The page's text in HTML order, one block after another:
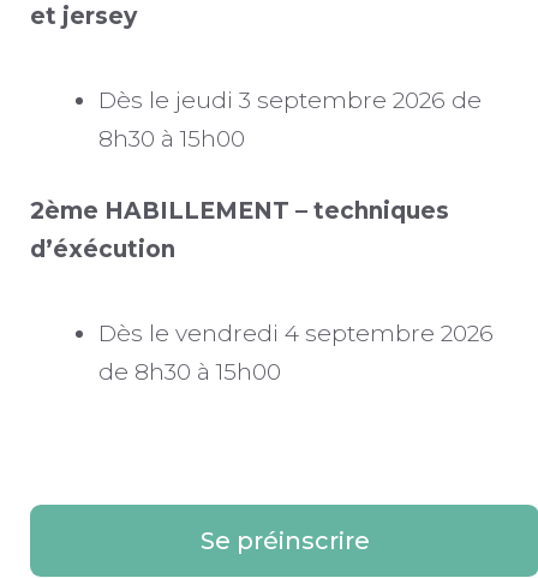
et jersey
Dès le jeudi 3 septembre 2026 de
8h30 à 15h00
2ème HABILLEMENT – techniques
d’éxécution
Dès le vendredi 4 septembre 2026
de 8h30 à 15h00
Se préinscrire